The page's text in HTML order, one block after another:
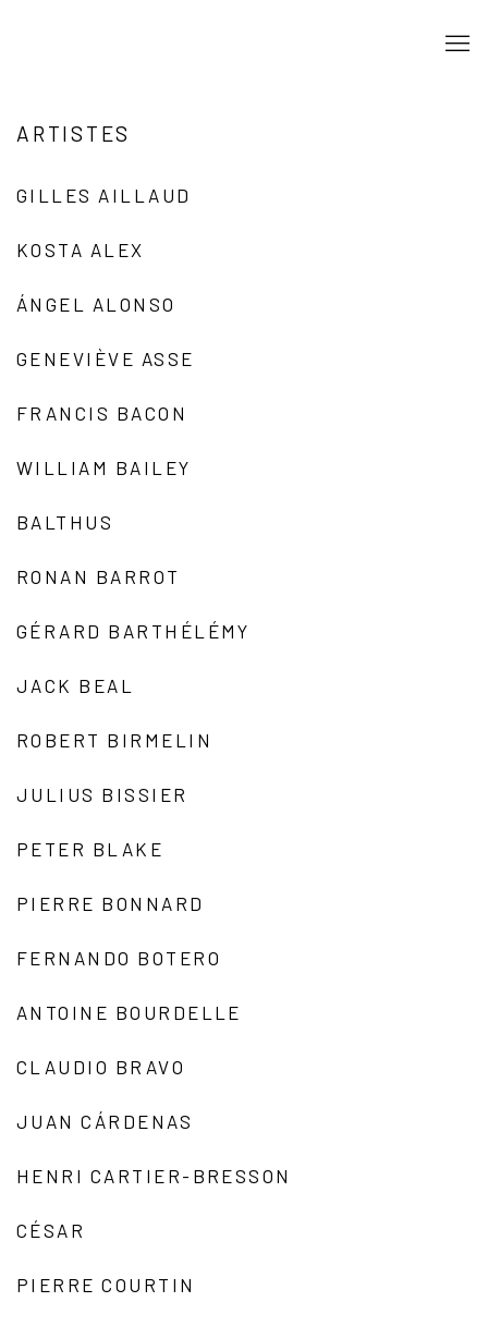
ARTISTES
GILLES AILLAUD
KOSTA ALEX
ÁNGEL ALONSO
GENEVIÈVE ASSE
FRANCIS BACON
WILLIAM BAILEY
BALTHUS
RONAN BARROT
GÉRARD BARTHÉLÉMY
JACK BEAL
ROBERT BIRMELIN
JULIUS BISSIER
PETER BLAKE
PIERRE BONNARD
FERNANDO BOTERO
ANTOINE BOURDELLE
CLAUDIO BRAVO
JUAN CÁRDENAS
HENRI CARTIER-BRESSON
CÉSAR
PIERRE COURTIN